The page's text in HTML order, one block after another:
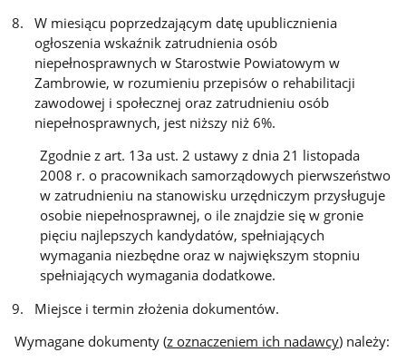
W miesiącu poprzedzającym datę upublicznienia
ogłoszenia wskaźnik zatrudnienia osób
niepełnosprawnych w Starostwie Powiatowym w
Zambrowie, w rozumieniu przepisów o rehabilitacji
zawodowej i społecznej oraz zatrudnieniu osób
niepełnosprawnych, jest niższy niż 6%.
Zgodnie z art. 13a ust. 2 ustawy z dnia 21 listopada
2008 r. o pracownikach samorządowych pierwszeństwo
w zatrudnieniu na stanowisku urzędniczym przysługuje
osobie niepełnosprawnej, o ile znajdzie się w gronie
pięciu najlepszych kandydatów, spełniających
wymagania niezbędne oraz w największym stopniu
spełniających wymagania dodatkowe.
Miejsce i termin złożenia dokumentów.
Wymagane dokumenty (z oznaczeniem ich nadawcy) należy: